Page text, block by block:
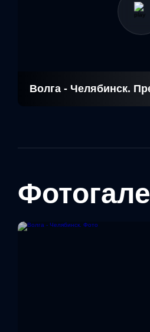
Волга - Челябинск.